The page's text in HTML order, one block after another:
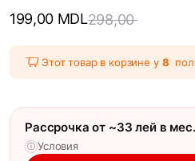
298,00
199,00 MDL
Этот товар в корзине у 8
Рассрочка от ~33 лей в мес.
ⓘ Условия